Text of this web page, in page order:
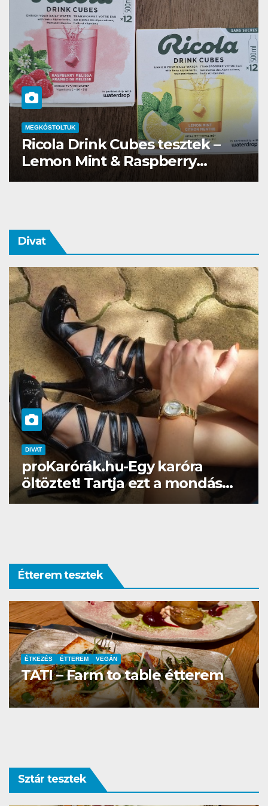
Cubes tesztek –
& Raspberry
MEGKÓSTOLTUK
Waterdrop
Divat
Egy karóra
ezt a mondás…
DIVAT SZÉPSÉG
Gél lakk
Brillbirddel
Étterem tesztek
VEGÁN
to table étterem
ÉTTEREM
La Villa
Sztár tesztek